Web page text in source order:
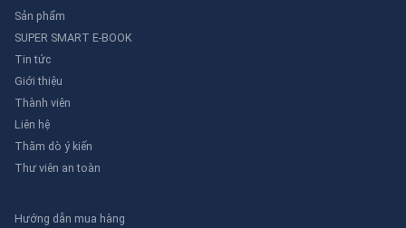
Sản phẩm
SUPER SMART E-BOOK
Tin tức
Giới thiệu
Thành viên
Liên hệ
Thăm dò ý kiến
Thư viên an toàn
Hướng dẫn mua hàng